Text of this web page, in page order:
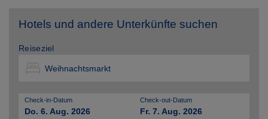
Hotels und andere Unterkünfte suchen
Reiseziel
Check-in-Datum
Do. 6. Aug. 2026
Check-out-Datum
Fr. 7. Aug. 2026